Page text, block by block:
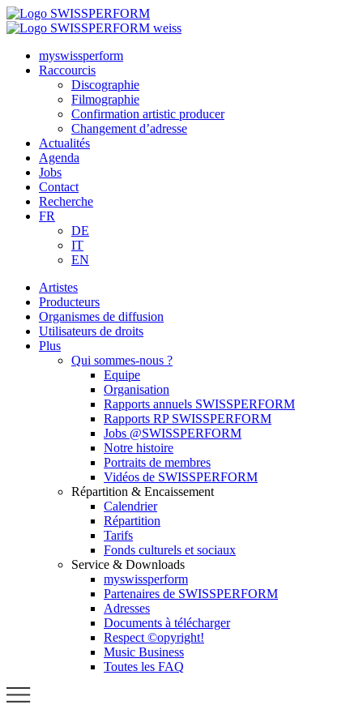
myswissperform
Raccourcis
Discographie
Filmographie
Confirmation artistic producer
Changement d’adresse
Actualités
Agenda
Jobs
Contact
Recherche
FR
DE
IT
EN
Artistes
Producteurs
Organismes de diffusion
Utilisateurs de droits
Plus
Qui sommes-nous ?
Equipe
Organisation
Rapports annuels SWISSPERFORM
Rapports RP SWISSPERFORM
Jobs @SWISSPERFORM
Notre histoire
Portraits de membres
Vidéos de SWISSPERFORM
Répartition & Encaissement
Calendrier
Répartition
Tarifs
Fonds culturels et sociaux
Service & Downloads
myswissperform
Partenaires de SWISSPERFORM
Adresses
Documents à télécharger
Respect ©opyright!
Music Business
Toutes les FAQ